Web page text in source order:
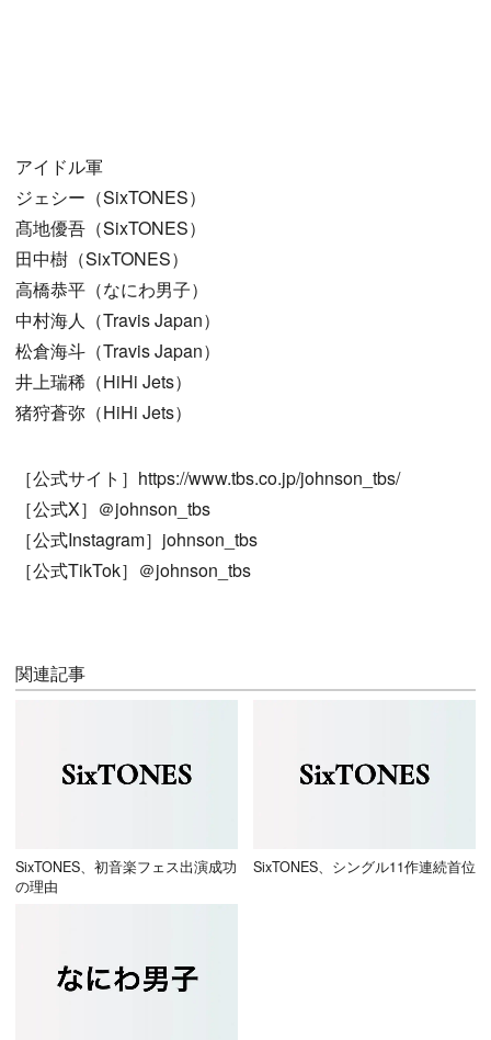
アイドル軍
ジェシー（SixTONES）
髙地優吾（SixTONES）
田中樹（SixTONES）
高橋恭平（なにわ男子）
中村海人（Travis Japan）
松倉海斗（Travis Japan）
井上瑞稀（HiHi Jets）
猪狩蒼弥（HiHi Jets）
［公式サイト］https://www.tbs.co.jp/johnson_tbs/
［公式X］＠johnson_tbs
［公式Instagram］johnson_tbs
［公式TikTok］＠johnson_tbs
関連記事
SixTONES、初音楽フェス出演成功
の理由
SixTONES、シングル11作連続首位